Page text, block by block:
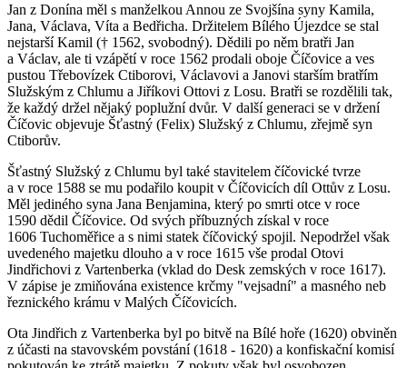
Jan z Donína měl s manželkou Annou ze Svojšína syny Kamila,
Jana, Václava, Víta a Bedřicha. Držitelem Bílého Újezdce se stal
nejstarší Kamil († 1562, svobodný). Dědili po něm bratři Jan
a Václav, ale ti vzápětí v roce 1562 prodali oboje Číčovice a ves
pustou Třebovízek Ctiborovi, Václavovi a Janovi starším bratřím
Služským z Chlumu a Jiříkovi Ottovi z Losu. Bratři se rozdělili tak,
že každý držel nějaký poplužní dvůr. V další generaci se v držení
Číčovic objevuje Šťastný (Felix) Služský z Chlumu, zřejmě syn
Ctiborův.
Šťastný Služský z Chlumu byl také stavitelem číčovické tvrze
a v roce 1588 se mu podařilo koupit v Číčovicích díl Ottův z Losu.
Měl jediného syna Jana Benjamina, který po smrti otce v roce
1590 dědil Číčovice. Od svých příbuzných získal v roce
1606 Tuchoměřice a s nimi statek číčovický spojil. Nepodržel však
uvedeného majetku dlouho a v roce 1615 vše prodal Otovi
Jindřichovi z Vartenberka (vklad do Desk zemských v roce 1617).
V zápise je zmiňována existence krčmy "vejsadní" a masného neb
řeznického krámu v Malých Číčovicích.
Ota Jindřich z Vartenberka byl po bitvě na Bílé hoře (1620) obviněn
z účasti na stavovském povstání (1618 - 1620) a konfiskační komisí